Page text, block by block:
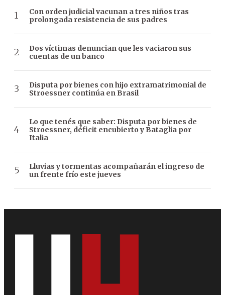
Con orden judicial vacunan a tres niños tras
prolongada resistencia de sus padres
Dos víctimas denuncian que les vaciaron sus
cuentas de un banco
Disputa por bienes con hijo extramatrimonial de
Stroessner continúa en Brasil
Lo que tenés que saber: Disputa por bienes de
Stroessner, déficit encubierto y Bataglia por
Italia
Lluvias y tormentas acompañarán el ingreso de
un frente frío este jueves